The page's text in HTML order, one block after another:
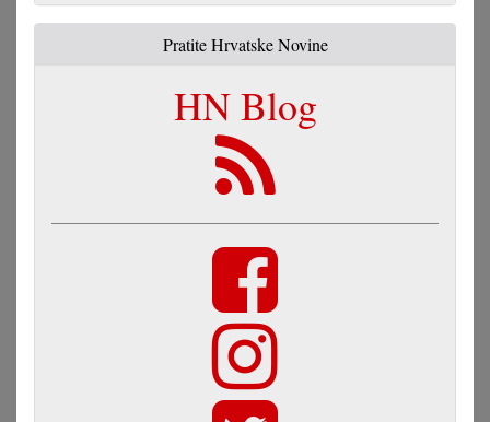
Pratite Hrvatske Novine
HN Blog